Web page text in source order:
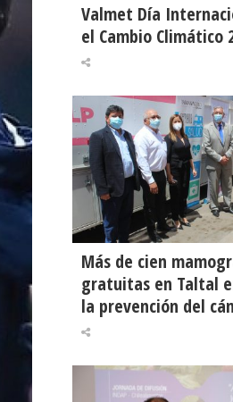
Valmet Día
el Cambio Climático
Más de cien
gratuitas en Taltal
la prevención del